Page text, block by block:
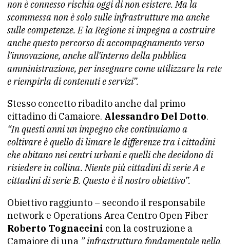
non è connesso rischia oggi di non esistere. Ma la
scommessa non è solo sulle infrastrutture ma anche
sulle competenze. E la Regione si impegna a costruire
anche questo percorso di accompagnamento verso
l’innovazione, anche all’interno della pubblica
amministrazione, per insegnare come utilizzare la rete
e riempirla di contenuti e servizi”.
Stesso concetto ribadito anche dal primo
cittadino di Camaiore. Alessandro Del Dotto.
“In questi anni un impegno che continuiamo a
coltivare è quello di limare le differenze tra i cittadini
che abitano nei centri urbani e quelli che decidono di
risiedere in collina. Niente più cittadini di serie A e
cittadini di serie B. Questo è il nostro obiettivo”.
Obiettivo raggiunto – secondo il responsabile
network e Operations Area Centro Open Fiber
Roberto Tognaccini con la costruzione a
Camaiore di una ” infrastruttura fondamentale nella